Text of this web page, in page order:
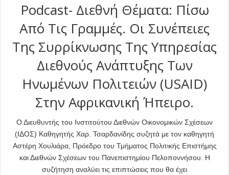
Podcast- Διεθνή Θέματα: Πίσω
Από Τις Γραμμές. Οι Συνέπειες
Της Συρρίκνωσης Της Υπηρεσίας
Διεθνούς Ανάπτυξης Των
Ηνωμένων Πολιτειών (USAID)
Στην Αφρικανική Ήπειρο.
Ο Διευθυντής του Ινστιτούτου Διεθνών Οικονομικών Σχέσεων
(ΙΔΟΣ) Καθηγητής Χαρ. Τσαρδανίδης συζητά με τον καθηγητή
Αστέρη Χουλιάρα, Πρόεδρο του Τμήματος Πολιτικής Επιστήμης
και Διεθνών Σχέσεων του Πανεπιστημίου Πελοποννήσου. Η
συζήτηση αναλύει τις επιπτώσεις που θα έχει